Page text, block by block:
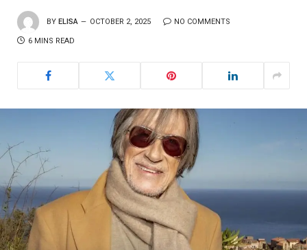
BY ELISA OCTOBER 2, 2025 NO COMMENTS
6 MINS READ